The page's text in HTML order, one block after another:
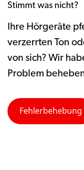
Stimmt was nicht?
Ihre Hörgeräte
verzerrten Ton
von sich? Wir
Problem
Fehlerbehebung